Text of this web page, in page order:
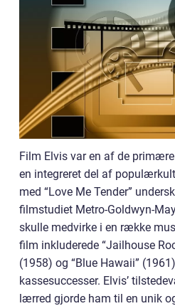
Film Elvis var en af de
en integreret del af
med “Love Me Tender”
filmstudiet Metro-Goldwyn-
skulle medvirke i en række
film inkluderede “Jailhouse
(1958) og “Blue Hawaii”
kassesuccesser. Elvis’
lærred gjorde ham til en unik